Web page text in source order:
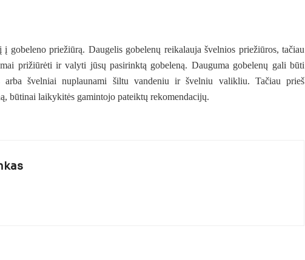
gobeleno priežiūrą. Daugelis gobelenų reikalauja švelnios priežiūros, tačiau
prižiūrėti ir valyti jūsų pasirinktą gobeleną. Dauguma gobelenų gali būti
švelniai nuplaunami šiltu vandeniu ir švelniu valikliu. Tačiau prieš
būtinai laikykitės gamintojo pateiktų rekomendacijų.